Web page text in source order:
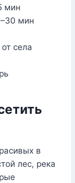
мин
мин
села
в
лес, река